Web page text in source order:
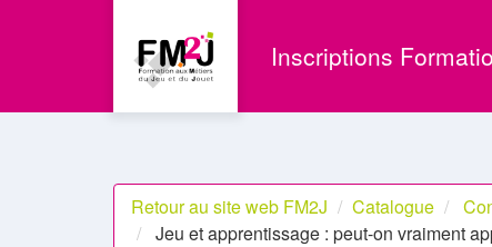
Inscriptions
Retour au site web FM2J Catalogue
Jeu et apprentissage : peut-on vraiment